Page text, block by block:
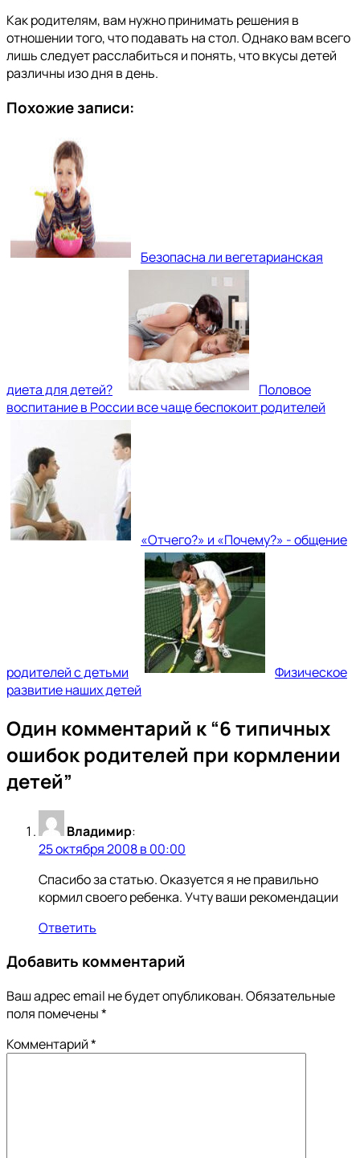
Как родителям, вам нужно принимать решения в
отношении того, что подавать на стол. Однако вам всего
лишь следует расслабиться и понять, что вкусы детей
различны изо дня в день.
Похожие записи:
Безопасна ли вегетарианская
диета для детей?
Половое
воспитание в России все чаще беспокоит родителей
«Отчего?» и «Почему?» - общение
родителей с детьми
Физическое
развитие наших детей
Один комментарий к “6 типичных
ошибок родителей при кормлении
детей”
Владимир:
25 октября 2008 в 00:00
Спасибо за статью. Оказуется я не правильно
кормил своего ребенка. Учту ваши рекомендации
Ответить
Добавить комментарий
Ваш адрес email не будет опубликован.Обязательные
поля помечены*
Комментарий*